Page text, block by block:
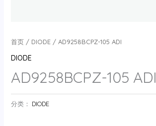
首页/ DIODE/ AD9258BCPZ-105 ADI
DIODE
AD9258BCPZ-105 ADI
分类： DIODE